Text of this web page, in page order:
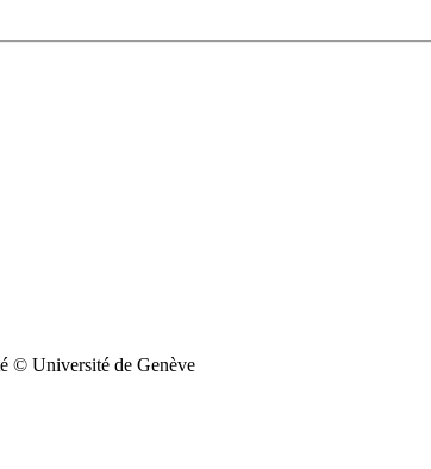
© Université de Genève